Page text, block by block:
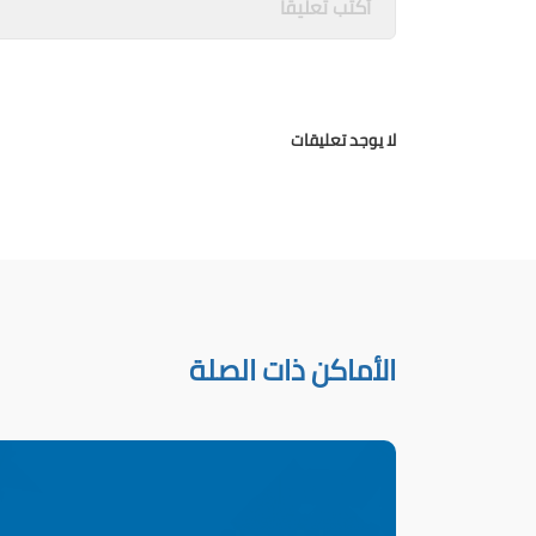
لا يوجد تعليقات
الأماكن ذات الصلة